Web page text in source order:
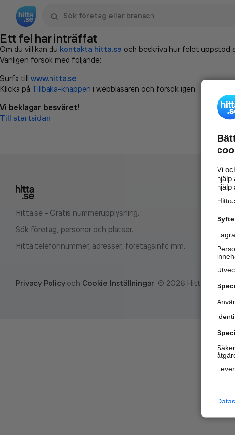
Ett fel har inträffat
Om du vill kan du kontakta hitta.se och beskriva hur felet uppstod
Vänligen försök med följande:
Surfa till www.hitta.se
Klicka på Tillbaka-knappen i webbläsaren och försök igen
Vi beklagar besväret!
Till startsidan
Hitta.se - Gratis nummerupplysning.
Sök företag, personer och platser.
Hitta telefonnummer, adresser, företagsinfo mm.
Privacy Policy och Cookie Inställningar. © 2026 Hitta.se
Vi
hjälp
hjälp